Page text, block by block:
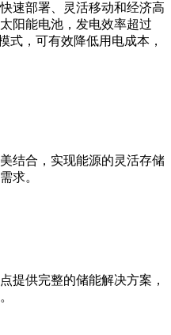
速部署、灵活移动和经济高
阳能电池，发电效率超过
式，可有效降低用电成本，
结合，实现能源的灵活存储
求。
提供完整的储能解决方案，